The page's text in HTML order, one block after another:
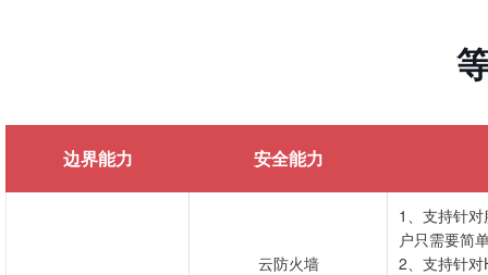
边界能力 安全能力
云防火墙
1、支持针
户只需要简
2、支持针